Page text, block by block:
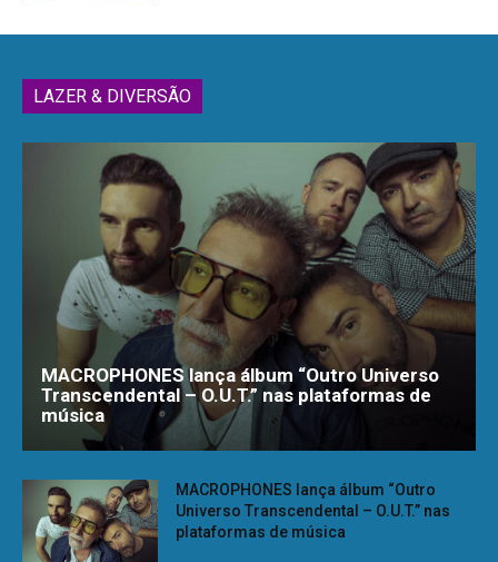
LAZER & DIVERSÃO
MACROPHONES lança álbum “Outro Universo
Transcendental – O.U.T.” nas plataformas de
música
MACROPHONES lança álbum “Outro
Universo Transcendental – O.U.T.” nas
plataformas de música